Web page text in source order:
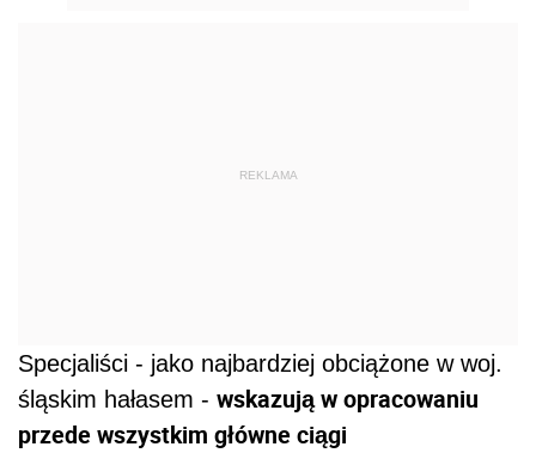
REKLAMA
Specjaliści - jako najbardziej obciążone w woj.
śląskim hałasem - wskazują w opracowaniu
przede wszystkim główne ciągi